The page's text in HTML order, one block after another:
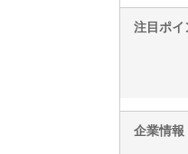
注目ポイ
企業情報